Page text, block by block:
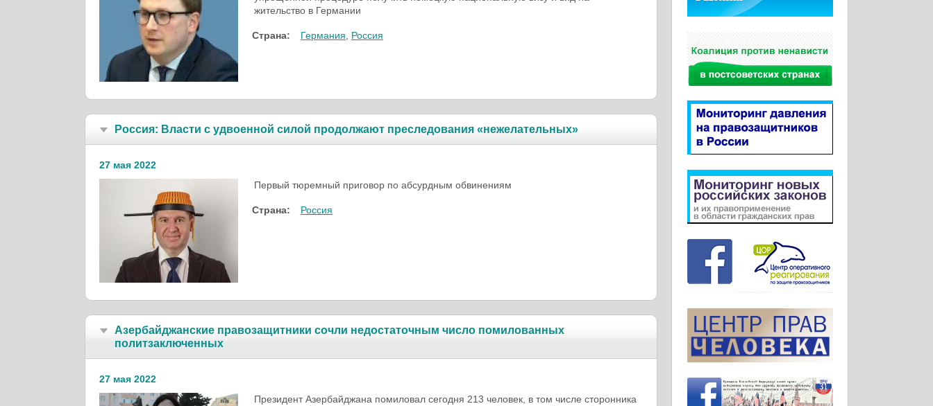
жительство в Германии
Страна: Германия Россия
Россия: Власти с удвоенной силой продолжают преследования «нежелательных»
27 мая 2022
Первый тюремный приговор по абсурдным обвинениям
Страна: Россия
Азербайджанские правозащитники сочли недостаточным число помилованных
политзаключенных
27 мая 2022
Президент Азербайджана помиловал сегодня 213 человек, в том числе сторонника